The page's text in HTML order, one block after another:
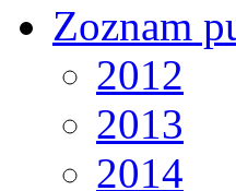
Zoznam
2012
2013
2014